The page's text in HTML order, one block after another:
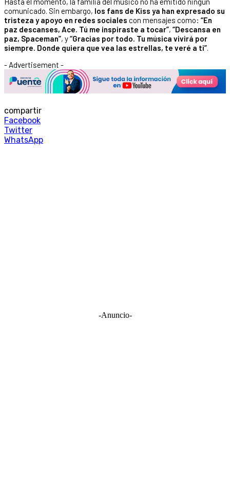
comunicado. Sin embargo, los fans de Kiss ya han expresado su
tristeza y apoyo en redes sociales con mensajes como: “En
paz descanses, Ace. Tú me inspiraste a tocar”, “Descansa en
paz, Spaceman”, y“Gracias por todo. Tu música vivirá por
siempre. Donde quiera que vea las estrellas, te veré a ti”.
- Advertisement -
compartir
Facebook
Twitter
WhatsApp
-Anuncio-